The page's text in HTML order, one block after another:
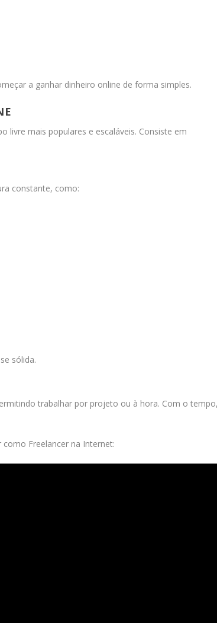
a ganhar dinheiro online de forma simples.
livre mais populares e escaláveis. Consiste em
constante, como:
sólida.
trabalhar por projeto ou à hora. Com o
Freelancer na Internet: